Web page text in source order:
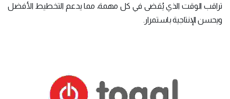
تراقب الوقت الذي يُقضى في كل مهمة، مما يدعم التخطيط الأفضل
ويحسن الإنتاجية باستمرار.